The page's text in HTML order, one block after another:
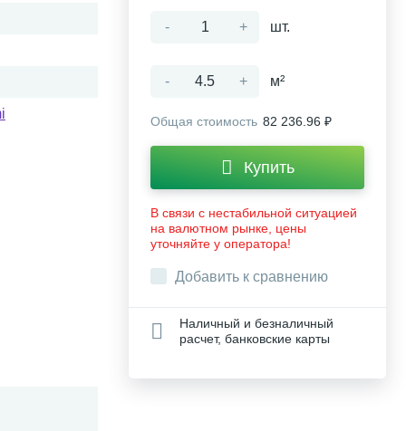
- + шт.
- + м²
Общая стоимость 82 236.96 ₽
Купить
В связи с нестабильной ситуацией
на валютном рынке, цены
уточняйте у оператора!
Добавить к сравнению
Наличный и безналичный
расчет, банковские карты